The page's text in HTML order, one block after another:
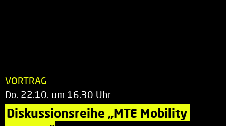
VORTRAG
Do. 22.10. um 16.30 Uhr
Diskussionsreihe „MTE Mobility